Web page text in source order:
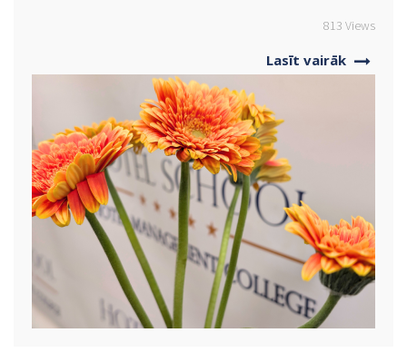
813 Views
Lasīt vairāk